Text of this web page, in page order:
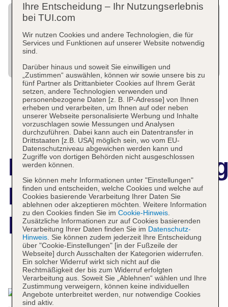
New Paradise
Residence
Das bietet Ihre Unterkunft
Ihre Entscheidung – Ihr Nutzungserlebnis
bei TUI.com
Wir nutzen Cookies und andere Technologien, die für
Services und Funktionen auf unserer Website notwendig
sind.
Darüber hinaus und soweit Sie einwilligen und
„Zustimmen“ auswählen, können wir sowie unsere bis zu
fünf Partner als Drittanbieter Cookies auf Ihrem Gerät
setzen, andere Technologien verwenden und
personenbezogene Daten [z. B. IP-Adresse] von Ihnen
erheben und verarbeiten, um Ihnen auf oder neben
unserer Webseite personalisierte Werbung und Inhalte
vorzuschlagen sowie Messungen und Analysen
durchzuführen. Dabei kann auch ein Datentransfer in
Drittstaaten [z.B. USA] möglich sein, wo vom EU-
Datenschutzniveau abgewichen werden kann und
Zugriffe von dortigen Behörden nicht ausgeschlossen
werden können.
Sie können mehr Informationen unter "Einstellungen"
finden und entscheiden, welche Cookies und welche auf
Cookies basierende Verarbeitung Ihrer Daten Sie
ablehnen oder akzeptieren möchten. Weitere Information
zu den Cookies finden Sie im Cookie-Hinweis.
Zusätzliche Informationen zur auf Cookies basierenden
Verarbeitung Ihrer Daten finden Sie im Datenschutz-
Hinweis. Sie können zudem jederzeit Ihre Entscheidung
über "Cookie-Einstellungen" [in der Fußzeile der
Webseite] durch Ausschalten der Kategorien widerrufen.
Ein solcher Widerruf wirkt sich nicht auf die
Rechtmäßigkeit der bis zum Widerruf erfolgten
Verarbeitung aus. Soweit Sie „Ablehnen“ wählen und Ihre
Zustimmung verweigern, können keine individuellen
Angebote unterbreitet werden, nur notwendige Cookies
sind aktiv.